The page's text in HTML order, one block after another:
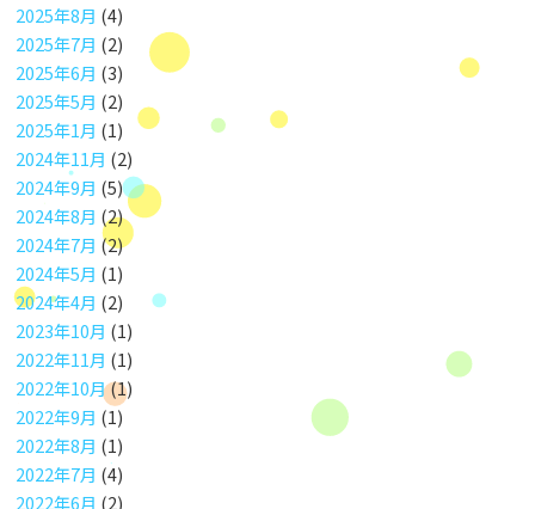
2025年8月 (4)
2025年7月 (2)
2025年6月 (3)
2025年5月 (2)
2025年1月 (1)
2024年11月 (2)
2024年9月 (5)
2024年8月 (2)
2024年7月 (2)
2024年5月 (1)
2024年4月 (2)
2023年10月 (1)
2022年11月 (1)
2022年10月(1)
2022年9月 (1)
2022年8月 (1)
2022年7月 (4)
2022年6月 (2)